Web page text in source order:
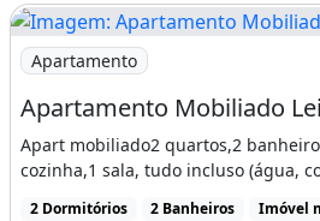
Imagem: Apartamento Mobiliado
Apartamento
Apartamento Mobiliado
Apart mobiliado2 quartos,2
cozinha,1 sala, tudo incluso (água,
2 Dormitórios 2 Banheiros Imóvel